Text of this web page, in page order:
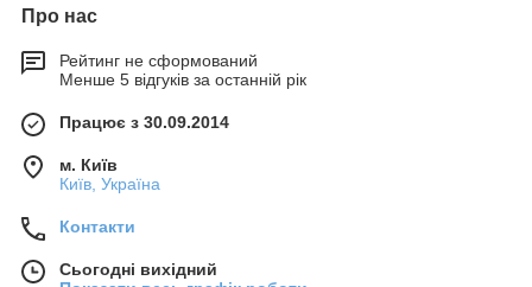
Про нас
Рейтинг не сформований
Менше 5 відгуків за останній рік
Працює з 30.09.2014
м. Київ
Київ, Україна
Контакти
Сьогодні вихідний